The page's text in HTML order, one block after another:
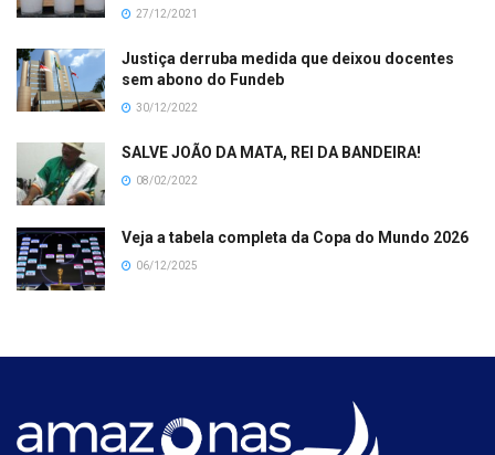
27/12/2021
Justiça derruba medida que deixou docentes
sem abono do Fundeb
30/12/2022
SALVE JOÃO DA MATA, REI DA BANDEIRA!
08/02/2022
Veja a tabela completa da Copa do Mundo 2026
06/12/2025